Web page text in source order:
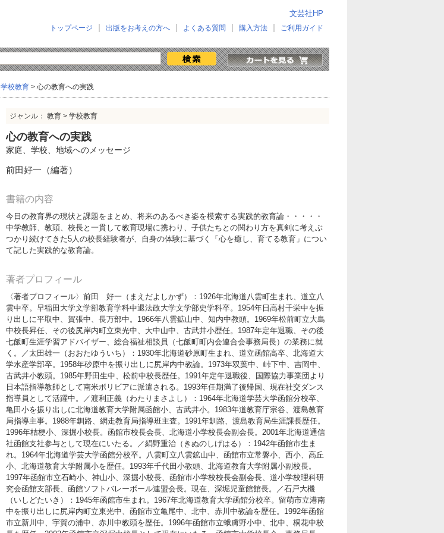
文芸社HP
トップページ 出版をお考えの方へ よくある質問 購入方法 ご利用ガイド
学校教育 > 心の教育への実践
ジャンル： 教育 > 学校教育
心の教育への実践
家庭、学校、地域へのメッセージ
前田好一（編著）
書籍の内容
今日の教育界の現状と課題をまとめ、将来のあるべき姿を模索する実践的教育論・・・・・
中学教師、教頭、校長と一貫して教育現場に携わり、子供たちとの関わり方を真剣に考えぶ
つかり続けてきた5人の校長経験者が、自身の体験に基づく「心を癒し、育てる教育」につい
て記した実践的な教育論。
著者プロフィール
〈著者プロフィール〉前田 好一（まえだよしかず）：1926年北海道八雲町生まれ、道立八
雲中卒。早稲田大学文学部教育学科中退法政大学文学部史学科卒。1954年日高村千栄中を振
り出しに平取中、賀張中、長万部中。1966年八雲鉱山中、知内中教頭。1969年松前町立大島
中校長昇任、その後尻岸内町立東光中、大中山中、古武井小歴任。1987年定年退職、その後
七飯町生涯学習アドバイザー、総合福祉相談員（七飯町町内会連合会事務局長）の業務に就
く。／太田雄一（おおたゆういち）：1930年北海道砂原町生まれ、道立函館高卒、北海道大
学水産学部卒。1958年砂原中を振り出しに尻岸内中教論。1973年双葉中、峠下中、吉岡中、
古武井小教頭。1985年野田生中、松前中校長歴任。1991年定年退職後、国際協力事業団より
日本語指導教師として南米ボリビアに派遣される。1993年任期満了後帰国、現在社交ダンス
指導員として活躍中。／渡利正義（わたりまさよし）：1964年北海道学芸大学函館分校卒、
亀田小を振り出しに北海道教育大学附属函館小、古武井小。1983年道教育庁宗谷、渡島教育
局指導主事。1988年釧路、網走教育局指導班主査。1991年釧路、渡島教育局生涯課長歴任。
1996年桔梗小、深掘小校長。函館市校長会長、北海道小学校長会副会長。2001年北海道通信
社函館支社参与として現在にいたる。／絹野重治（きぬのしげはる）：1942年函館市生ま
れ。1964年北海道学芸大学函館分校卒。八雲町立八雲鉱山中、函館市立常磐小、西小、高丘
小、北海道教育大学附属小を歴任。1993年千代田小教頭、北海道教育大学附属小副校長。
1997年函館市立石崎小、神山小、深掘小校長、函館市小学校校長会副会長、道小学校理科研
究会函館支部長、函館ソフトバレーボール連盟会長。現在、深堀児童館館長。／石戸大機
（いしどたいき）：1945年函館市生まれ。1967年北海道教育大学函館分校卒。留萌市立港南
中を振り出しに尻岸内町立東光中、函館市立亀尾中、北中、赤川中教論を歴任。1992年函館
市立新川中、宇賀の浦中、赤川中教頭を歴任。1996年函館市立蛾膚野小中、北中、桐花中校